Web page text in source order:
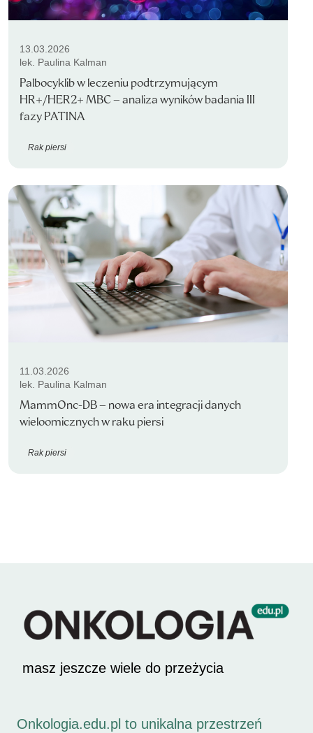
13.03.2026
lek. Paulina Kalman
Palbocyklib w leczeniu podtrzymującym
HR+/HER2+ MBC – analiza wyników badania III
fazy PATINA
Rak piersi
11.03.2026
lek. Paulina Kalman
MammOnc-DB – nowa era integracji danych
wieloomicznych w raku piersi
Rak piersi
masz jeszcze wiele do przeżycia
Onkologia.edu.pl to unikalna przestrzeń